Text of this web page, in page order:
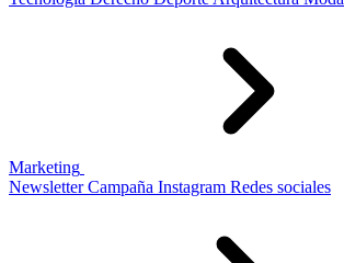
Marketing
Newsletter Campaña Instagram Redes sociales